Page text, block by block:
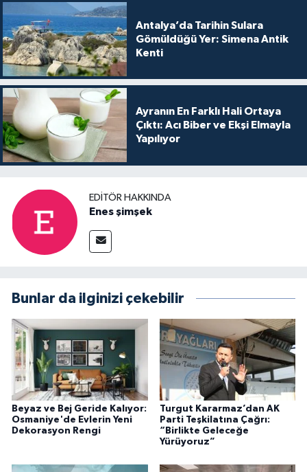
Antalya’da Tarihin Sulara
Gömüldüğü Yer: Simena Antik
Kenti
Ayranın En Farklı Hali Ortaya
Çıktı: Acı Biber ve Ekşi Elmayla
Yapılıyor
EDITÖR HAKKINDA
Enes şimşek
Bunlar da ilginizi çekebilir
Beyaz ve Bej Geride Kalıyor:
Osmaniye'de Evlerin Yeni
Dekorasyon Rengi
Turgut Kararmaz’dan AK
Parti Teşkilatına Çağrı:
“Birlikte Geleceğe
Yürüyoruz”